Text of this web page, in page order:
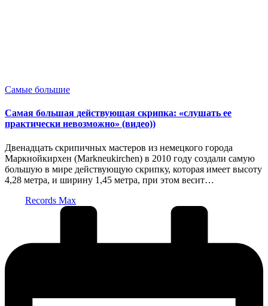
Опубликовано
Самые большие
Самая большая действующая скрипка: «слушать ее
практически невозможно» (видео))
Двенадцать скрипичных мастеров из немецкого города
Маркнойкирхен (Markneukirchen) в 2010 году создали самую
большую в мире действующую скрипку, которая имеет высоту
4,28 метра, и ширину 1,45 метра, при этом весит…
Records Max